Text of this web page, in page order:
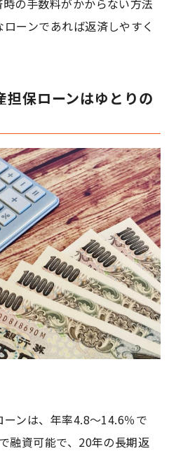
の手数料がかからない方法
ーンであれば返済しやすく
担保ローンはゆとりの
ンは、年率4.8～14.6％で
融資可能で、20年の長期返